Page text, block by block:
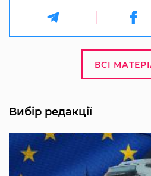
ВСІ
Вибір редакції